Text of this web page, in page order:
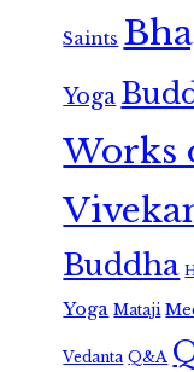
Saints
Yoga
Works
Buddha
Yoga Mataji
Vedanta Q&A